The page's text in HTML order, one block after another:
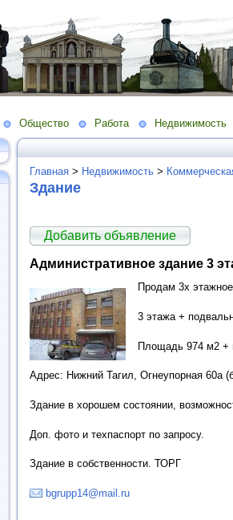
Общество Работа Недвижимость
Главная > Недвижимость >
Здание
Добавить объявление
Административное здание 3
Продам 3х
3 этажа +
Площадь 974 м2 +
Адрес: Нижний Тагил, Огнеупорная 60а
Здание в хорошем состоянии,
Доп. фото и техпаспорт по запросу.
Здание в собственности. ТОРГ
bgrupp14@mail.ru